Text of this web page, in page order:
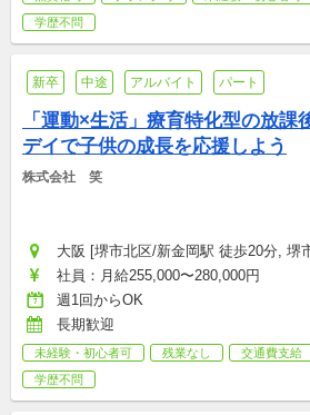
学歴不問
新卒 中途 アルバイト パート
「運動×生活」療育特化型の放課
デイで子供の成長を応援しよう
株式会社　笑
大阪 [堺市北区/新金岡駅 徒歩20分, 堺
社員：月給255,000〜280,000円
週1回からOK
長期歓迎
未経験・初心者可 残業なし 交通費支給
学歴不問